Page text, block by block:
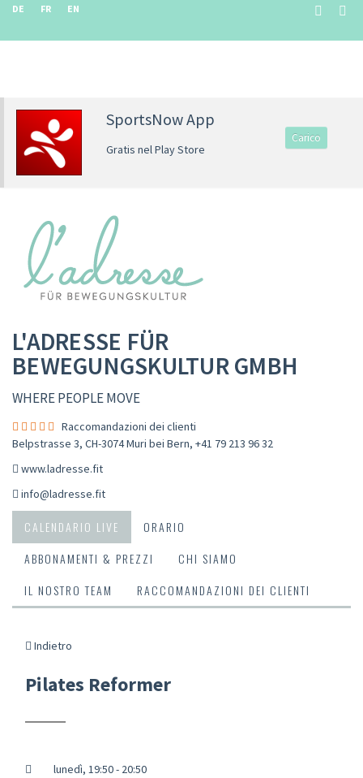
DE FR EN
SportsNow App
Gratis nel Play Store
Carico
L'ADRESSE FÜR
BEWEGUNGSKULTUR GMBH
WHERE PEOPLE MOVE
Raccomandazioni dei clienti
Belpstrasse 3, CH-3074 Muri bei Bern, +41 79 213 96 32
www.ladresse.fit
info@ladresse.fit
CALENDARIO LIVE
ORARIO
ABBONAMENTI & PREZZI
CHI SIAMO
IL NOSTRO TEAM
RACCOMANDAZIONI DEI CLIENTI
Indietro
Pilates Reformer
lunedì, 19:50 - 20:50